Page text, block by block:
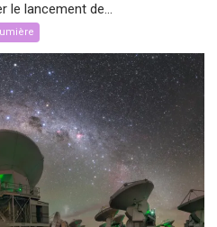
le lancement de...